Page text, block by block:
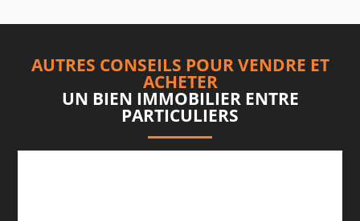
AUTRES CONSEILS POUR VENDRE ET
ACHETER
UN BIEN IMMOBILIER ENTRE
PARTICULIERS